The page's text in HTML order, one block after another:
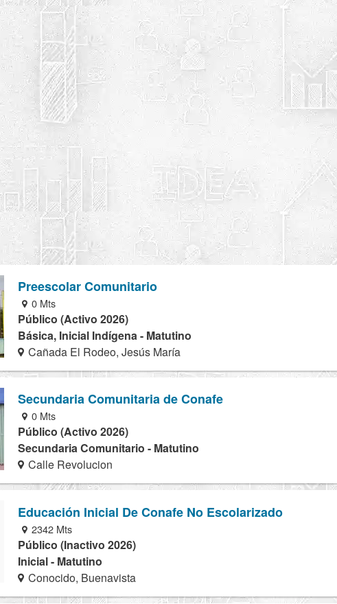
Preescolar Comunitario
0 Mts
Público (Activo 2026)
Básica, Inicial Indígena - Matutino
Cañada El Rodeo, Jesús María
Secundaria Comunitaria de Conafe
0 Mts
Público (Activo 2026)
Secundaria Comunitario - Matutino
Calle Revolucion
Educación Inicial De Conafe No Escolarizado
2342 Mts
Público (Inactivo 2026)
Inicial - Matutino
Conocido, Buenavista